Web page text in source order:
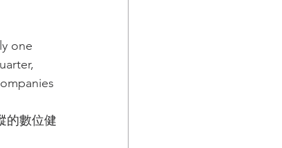
one
的數位健